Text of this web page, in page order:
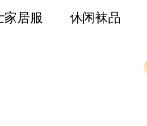
家居服 休闲袜品